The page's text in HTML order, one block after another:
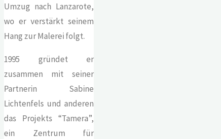
Umzug nach Lanzarote,
wo er verstärkt seinem
Hang zur Malerei folgt.
1995 gründet er
zusammen mit seiner
Partnerin Sabine
Lichtenfels und anderen
das Projekts “Tamera”,
ein Zentrum für